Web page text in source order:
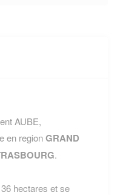
AUBE,
en regionGRAND
.
hectares et se